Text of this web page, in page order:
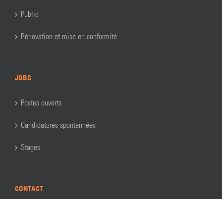
Public
Rénovation et mise en conformité
JOBS
Postes ouverts
Candidatures spontannées
Stages
CONTACT